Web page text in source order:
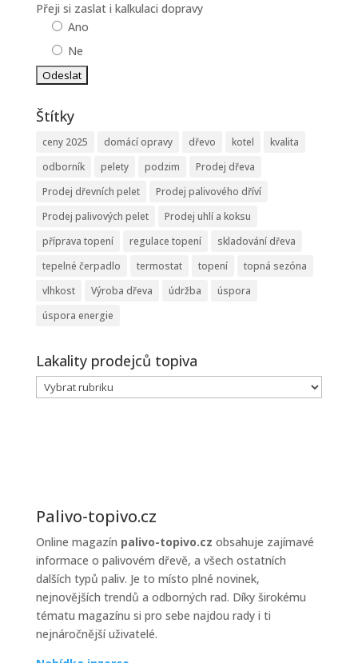
Přeji si zaslat i kalkulaci dopravy
Ano
Ne
Štítky
ceny 2025 domácí opravy dřevo kotel
kvalita
odborník
pelety podzim
Prodej dřeva
Prodej dřevních pelet
Prodej palivového dříví
Prodej palivových pelet
Prodej uhlí a koksu
příprava topení
regulace topení
skladování dřeva
tepelné čerpadlo
termostat topení
topná sezóna
vlhkost
Výroba dřeva údržba
úspora
úspora energie
Lakality prodejců topiva
Lakality
prodejců
Palivo-topivo.cz
Online magazín palivo-topivo.cz obsahuje zajímavé
informace o palivovém dřevě, a všech ostatních
dalších typů paliv. Je to místo plné novinek,
nejnovějších trendů a odborných rad. Díky širokému
tématu magazínu si pro sebe najdou rady i ti
nejnáročnější uživatelé.